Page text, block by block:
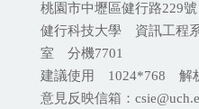
桃園市中壢區健行路229
健行科技大學 資訊工程
室 分機7701
建議使用 1024*768 解
意見反映信箱：